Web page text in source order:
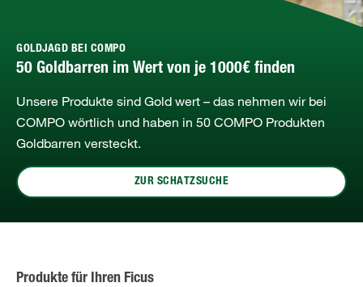
GOLDJAGD BEI COMPO
50 Goldbarren im Wert von je 1000€ finden
Unsere Produkte sind Gold wert – das nehmen wir bei
COMPO wörtlich und haben in 50 COMPO Produkten
Goldbarren versteckt.
ZUR SCHATZSUCHE
Produkte für Ihren Ficus